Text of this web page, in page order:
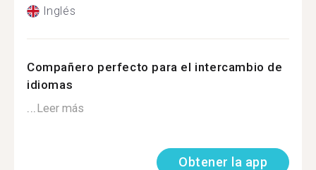
Inglés
Compañero perfecto para el intercambio de
idiomas
...Leer más
Obtener la app